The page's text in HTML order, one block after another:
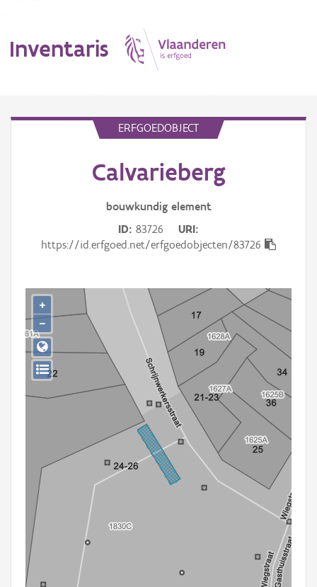
Inventaris
Gebeurtenis
Persoon of collectief
Downloads
ERFGOEDOBJECT
Calvarieberg
bouwkundig element
ID 83726
URI
https://id.erfgoed.net/erfgoedobjecten/83726
+
−